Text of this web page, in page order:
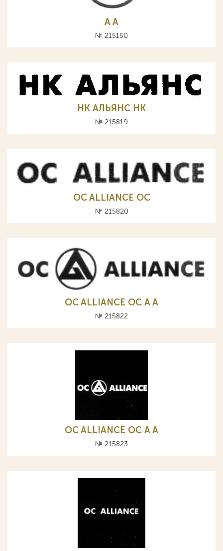
A А
№ 215150
НК АЛЬЯНС HK
№ 215819
OC ALLIANCE ОС
№ 215820
OC ALLIANCE ОС A А
№ 215822
OC ALLIANCE ОС A А
№ 215823